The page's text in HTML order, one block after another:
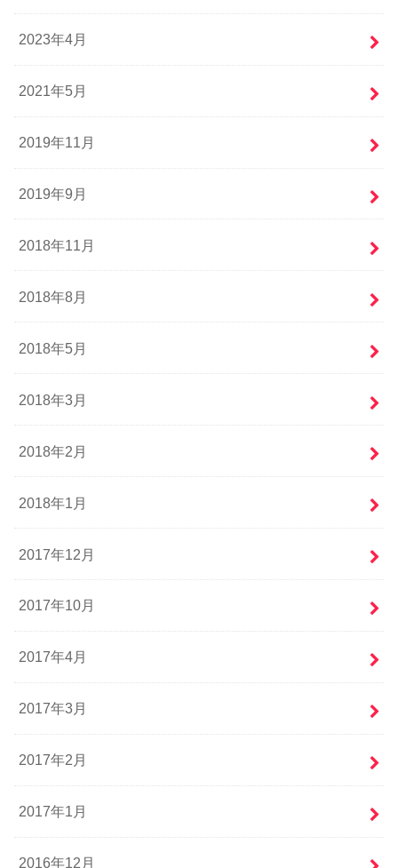
2023年4月
2021年5月
2019年11月
2019年9月
2018年11月
2018年8月
2018年5月
2018年3月
2018年2月
2018年1月
2017年12月
2017年10月
2017年4月
2017年3月
2017年2月
2017年1月
2016年12月